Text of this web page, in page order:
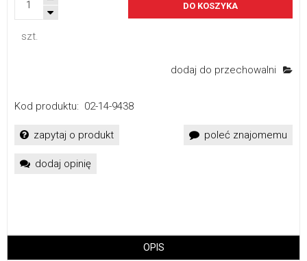
szt.
DO KOSZYKA
dodaj do przechowalni
Kod produktu: 02-14-9438
zapytaj o produkt poleć znajomemu
dodaj opinię
OPIS